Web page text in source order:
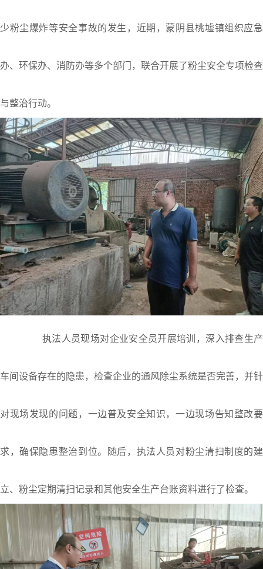
少粉尘爆炸等安全事故的发生，近期，蒙阴县桃墟镇组织应急
办、环保办、消防办等多个部门，联合开展了粉尘安全专项检查
与整治行动。
执法人员现场对企业安全员开展培训，深入排查生产
车间设备存在的隐患，检查企业的通风除尘系统是否完善，并针
对现场发现的问题，一边普及安全知识，一边现场告知整改要
求，确保隐患整治到位。随后，执法人员对粉尘清扫制度的建
立、粉尘定期清扫记录和其他安全生产台账资料进行了检查。